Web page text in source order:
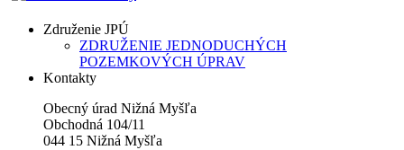
Združenie JPÚ
ZDRUŽENIE JEDNODUCHÝCH
POZEMKOVÝCH ÚPRAV
Kontakty
Obecný úrad Nižná Myšľa
Obchodná 104/11
044 15 Nižná Myšľa